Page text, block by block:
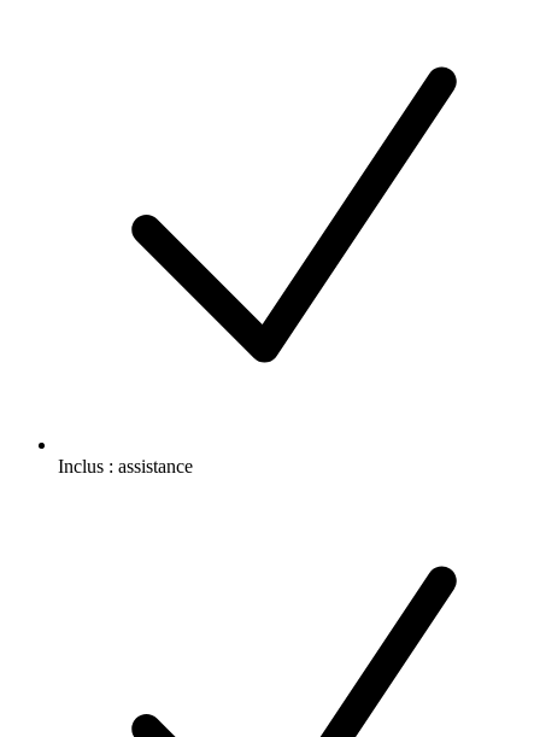
Inclus : assistance